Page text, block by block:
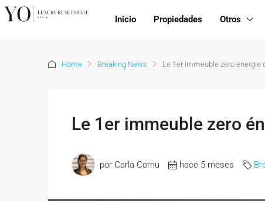
Inicio Propiedades Otros
Home Breaking News Le 1er immeuble zero énergie
Le 1er immeuble zero
por Carla Cornu hace 5 meses